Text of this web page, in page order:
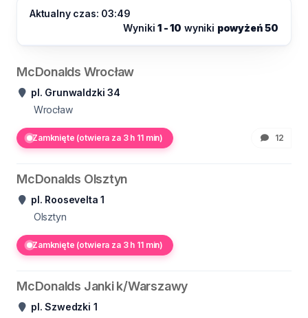
Aktualny czas: 03:49
Wyniki1 - 10 wyniki powyżeń 50
McDonalds Wrocław
pl. Grunwaldzki 34
Wrocław
Zamknięte (otwiera za 3 h 11 min) 12
McDonalds Olsztyn
pl. Roosevelta 1
Olsztyn
Zamknięte (otwiera za 3 h 11 min)
McDonalds Janki k/Warszawy
pl. Szwedzki 1